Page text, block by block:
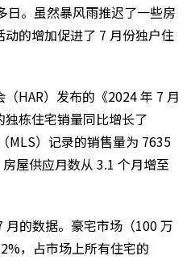
日。虽然暴风雨推迟了一些房
的增加促进了 7 月份独户住
HAR）发布的《2024 年 7 月
栋住宅销量同比增长了
MLS）记录的销售量为 7635
屋供应月数从 3.1 个月增至
的数据。豪宅市场（100 万
，占市场上所有住宅的